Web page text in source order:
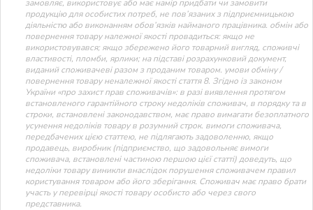
замовляє, використовує або має намір придбати чи замовити
продукцію для особистих потреб, не пов’язаних з підприємницькою
діяльністю або виконанням обов’язків найманого працівника. обмін або
повернення товару належної якості провадиться: якщо не
використовувався; якщо збережено його товарний вигляд, споживчі
властивості, пломби, ярлики; на підставі розрахунковий документ,
виданий споживачеві разом з проданим товаром. умови обміну /
повернення товару неналежної якості стаття 8. Згідно із законом
України «про захист прав споживачів»: в разі виявлення протягом
встановленого гарантійного строку недоліків споживач, в порядку та в
строки, встановлені законодавством, має право вимагати безоплатного
усунення недоліків товару в розумний строк. вимоги споживача,
передбачених цією статтею, не підлягають задоволенню, якщо
продавець, виробник (підприємство, що задовольняє вимоги
споживача, встановлені частиною першою цієї статті) доведуть, що
недоліки товару виникли внаслідок порушення споживачем правил
користування товаром або його зберігання. Споживач має право брати
участь у перевірці якості товару особисто або через свого
представника.